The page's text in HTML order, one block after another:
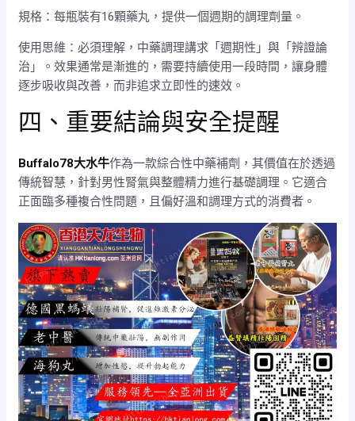
規格：每瓶裝有16顆藥丸，提供一個週期的調理劑量。
使用思維：必須理解，中藥調理講求「週期性」與「辨證論
治」。效果通常是漸進的，需要持續使用一段時間，讓身體
逐步吸收與改善，而非追求立即性的速效。
四、重要結論與安全提醒
Buffalo78大水牛作為一款綜合性中藥補劑，其價值在於透過
傳統智慧，針對男性腎氣與整體精力進行基礎調理。它適合
正面臨多種複合性問題，且偏好溫和調理方式的消費者。